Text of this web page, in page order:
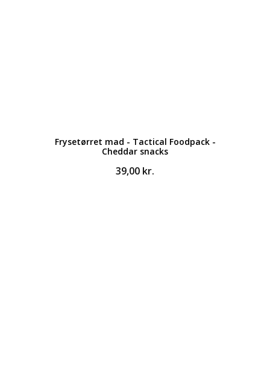
Frysetørret mad - Tactical Foodpack -
Cheddar snacks
39,00 kr.